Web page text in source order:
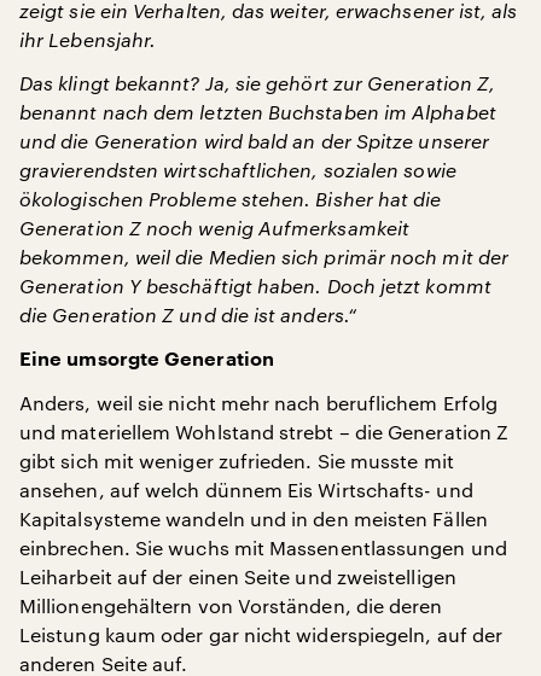
zeigt sie ein Verhalten, das weiter, erwachsener ist, als
ihr Lebensjahr.
Das klingt bekannt? Ja, sie gehört zur Generation Z,
benannt nach dem letzten Buchstaben im Alphabet
und die Generation wird bald an der Spitze unserer
gravierendsten wirtschaftlichen, sozialen sowie
ökologischen Probleme stehen. Bisher hat die
Generation Z noch wenig Aufmerksamkeit
bekommen, weil die Medien sich primär noch mit der
Generation Y beschäftigt haben. Doch jetzt kommt
die Generation Z und die ist anders.“
Eine umsorgte Generation
Anders, weil sie nicht mehr nach beruflichem Erfolg
und materiellem Wohlstand strebt – die Generation Z
gibt sich mit weniger zufrieden. Sie musste mit
ansehen, auf welch dünnem Eis Wirtschafts- und
Kapitalsysteme wandeln und in den meisten Fällen
einbrechen. Sie wuchs mit Massenentlassungen und
Leiharbeit auf der einen Seite und zweistelligen
Millionengehältern von Vorständen, die deren
Leistung kaum oder gar nicht widerspiegeln, auf der
anderen Seite auf.